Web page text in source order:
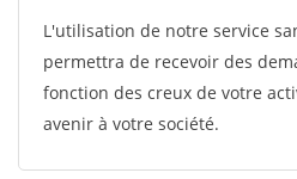
L'utilisation de notre service
permettra de recevoir des
fonction des creux de votre
avenir à votre société.